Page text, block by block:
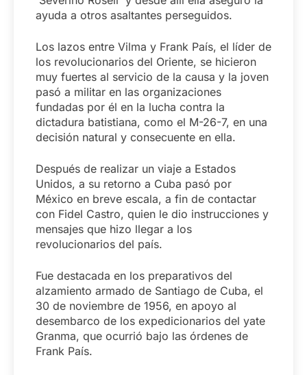
ayuda a otros asaltantes perseguidos.
Los lazos entre Vilma y Frank País, el líder de
los revolucionarios del Oriente, se hicieron
muy fuertes al servicio de la causa y la joven
pasó a militar en las organizaciones
fundadas por él en la lucha contra la
dictadura batistiana, como el M-26-7, en una
decisión natural y consecuente en ella.
Después de realizar un viaje a Estados
Unidos, a su retorno a Cuba pasó por
México en breve escala, a fin de contactar
con Fidel Castro, quien le dio instrucciones y
mensajes que hizo llegar a los
revolucionarios del país.
Fue destacada en los preparativos del
alzamiento armado de Santiago de Cuba, el
30 de noviembre de 1956, en apoyo al
desembarco de los expedicionarios del yate
Granma, que ocurrió bajo las órdenes de
Frank País.